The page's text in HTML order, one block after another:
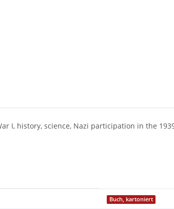
I, history, science, Nazi participation in the
Buch, kartoniert